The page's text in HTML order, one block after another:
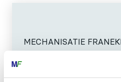
MECHANISATIE